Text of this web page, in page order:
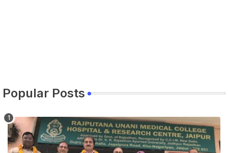
Popular Posts